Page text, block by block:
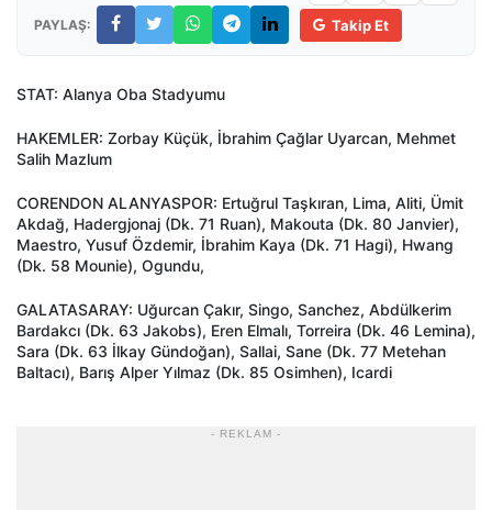
PAYLAŞ: Takip Et
STAT: Alanya Oba Stadyumu
HAKEMLER: Zorbay Küçük, İbrahim Çağlar Uyarcan, Mehmet
Salih Mazlum
CORENDON ALANYASPOR: Ertuğrul Taşkıran, Lima, Aliti, Ümit
Akdağ, Hadergjonaj (Dk. 71 Ruan), Makouta (Dk. 80 Janvier),
Maestro, Yusuf Özdemir, İbrahim Kaya (Dk. 71 Hagi), Hwang
(Dk. 58 Mounie), Ogundu,
GALATASARAY: Uğurcan Çakır, Singo, Sanchez, Abdülkerim
Bardakcı (Dk. 63 Jakobs), Eren Elmalı, Torreira (Dk. 46 Lemina),
Sara (Dk. 63 İlkay Gündoğan), Sallai, Sane (Dk. 77 Metehan
Baltacı), Barış Alper Yılmaz (Dk. 85 Osimhen), Icardi
- REKLAM -